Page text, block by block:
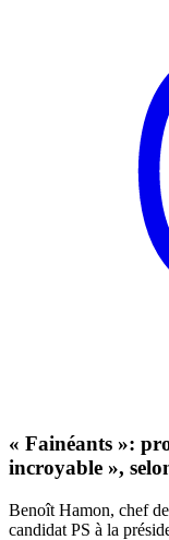
« Fainéants »:
incroyable »,
Benoît Hamon, chef
candidat PS à la